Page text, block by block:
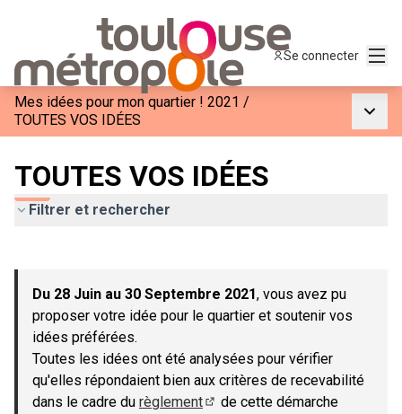
Se connecter
Mes idées pour mon quartier ! 2021 /
TOUTES VOS IDÉES
TOUTES VOS IDÉES
Filtrer et rechercher
−
Du 28 Juin au 30 Septembre 2021, vous avez pu
proposer votre idée pour le quartier et soutenir vos
idées préférées.
Toutes les idées ont été analysées pour vérifier
qu'elles répondaient bien aux critères de recevabilité
dans le cadre du règlement
de cette démarche